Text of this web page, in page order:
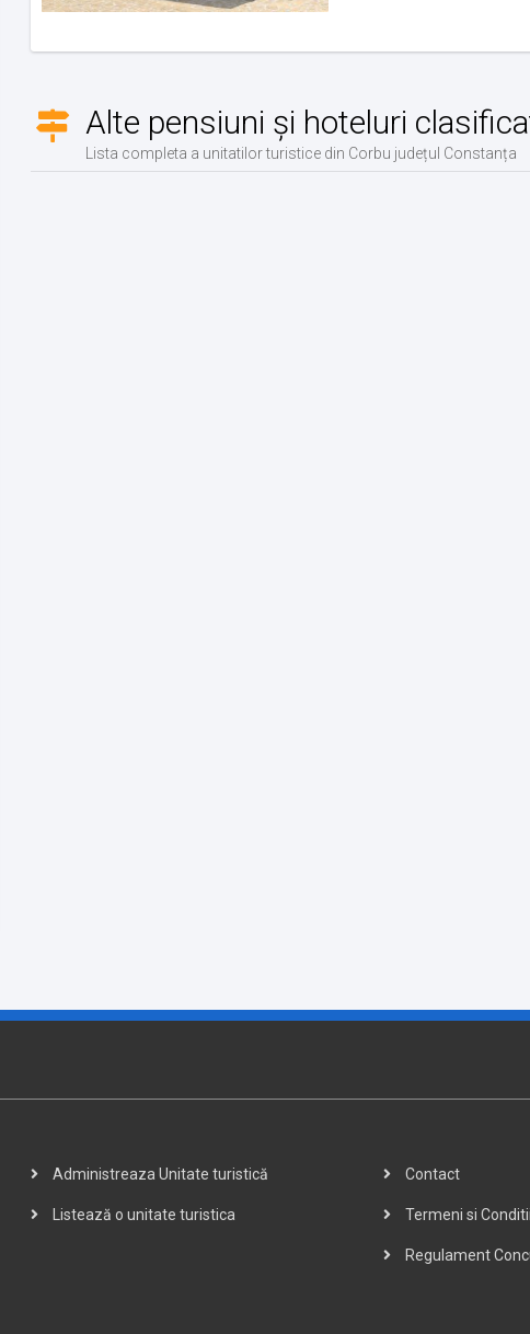
Alte pensiuni și hoteluri
Lista completa a unitatilor turistice din Corbu județul Constanța
Administreaza Unitate turistică
Listează o unitate turistica
Contact
Termeni si
Regulament